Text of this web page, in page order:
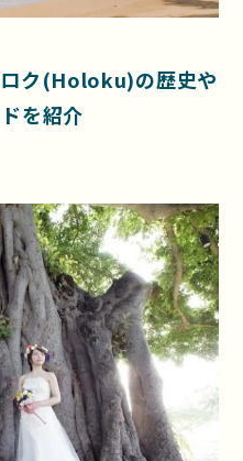
ロク(Holoku)の歴史や
を紹介